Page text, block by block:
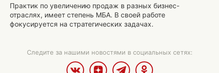
Практик по увеличению продаж в разных бизнес-
отраслях, имеет степень МБА. В своей работе
фокусируется на стратегических задачах.
Следите за нашими новостями в социальных сетях: